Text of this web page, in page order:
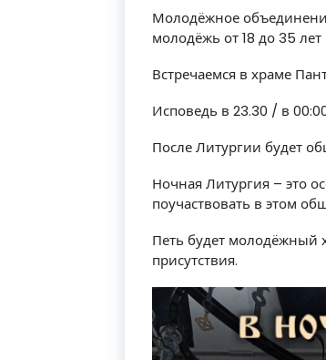
Молодёжное
молодёжь от 18 до 35
Встречаемся в храме
Исповедь в 23.30 / в
После Литургии будет
Ночная Литургия – это
поучаствовать в этом
Петь будет молодёжный
присутствия.